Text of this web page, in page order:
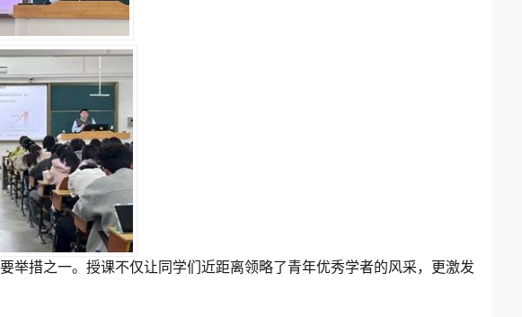
举措之一。授课不仅让同学们近距离领略了青年优秀学者的风采，更激发